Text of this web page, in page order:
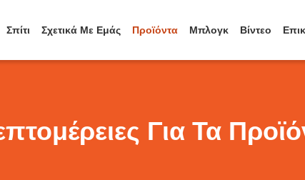
Σπίτι Σχετικά Με Εμάς Προϊόντα Μπλογκ Βίντεο
Για Τα